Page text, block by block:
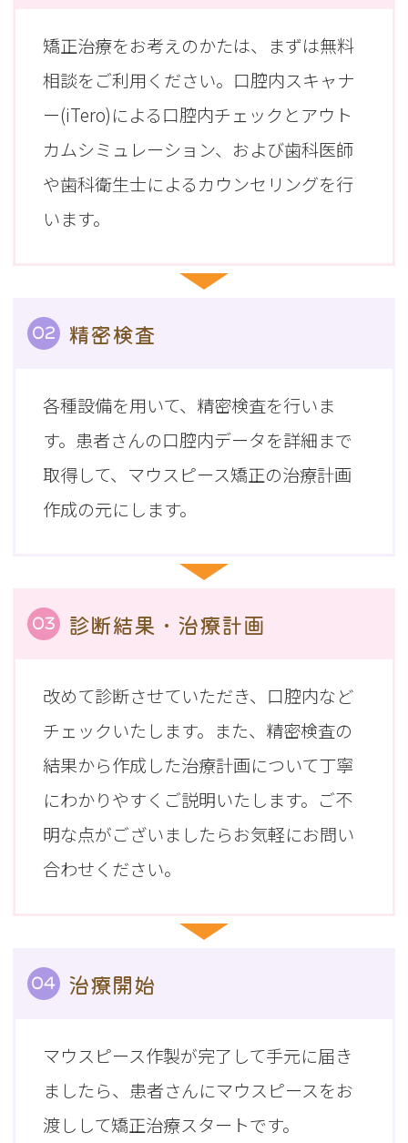
矯正治療をお考えのかたは、まずは無料
相談をご利用ください。口腔内スキャナ
ー(iTero)による口腔内チェックとアウト
カムシミュレーション、および歯科医師
や歯科衛生士によるカウンセリングを行
います。
02 精密検査
各種設備を用いて、精密検査を行いま
す。患者さんの口腔内データを詳細まで
取得して、マウスピース矯正の治療計画
作成の元にします。
03 診断結果・治療計画
改めて診断させていただき、口腔内など
チェックいたします。また、精密検査の
結果から作成した治療計画について丁寧
にわかりやすくご説明いたします。ご不
明な点がございましたらお気軽にお問い
合わせください。
04 治療開始
マウスピース作製が完了して手元に届き
ましたら、患者さんにマウスピースをお
渡しして矯正治療スタートです。